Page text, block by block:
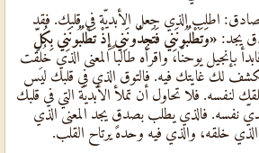
اطلب الذي جعل الأبديّة في قلبك. فقد
يجد: «وَتَطْلُبُونَنِي فَتَجِدُونَنِي إِذْ تَطْلُبُونَنِي بِكُلِّ
٢٩: ١٣). فابدأ بإنجيل يوحنّا، واقرأه طالباً المعنى الذي خُلِقت
لك غايتك فيه. فالتوق الذي في قلبك ليس
لنفسه. فلا تحاول أن تملأ الأبديّة التي في قلبك
نفسه. فالذي يطلب بصدقٍ يجد المعنى الذي
خلقه، والذي فيه وحده يرتاح القلب.